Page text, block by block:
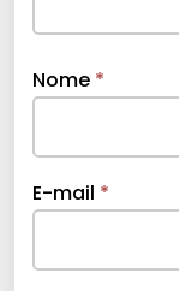
Nome *
E-mail *